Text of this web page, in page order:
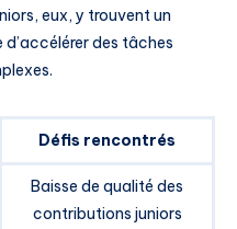
eux, y trouvent un
des tâches
Défis rencontrés
Baisse de qualité des
contributions juniors